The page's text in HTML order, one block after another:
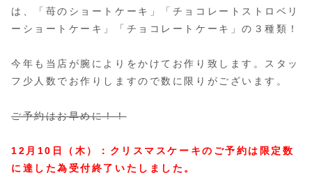
は、「苺のショートケーキ」「チョコレートストロベリ
ーショートケーキ」「チョコレートケーキ」の３種類！
今年も当店が腕によりをかけてお作り致します。スタッ
フ少人数でお作りしますので数に限りがございます。
ご予約はお早めに！！
12月10日（木）：クリスマスケーキのご予約は限定数
に達した為受付終了いたしました。